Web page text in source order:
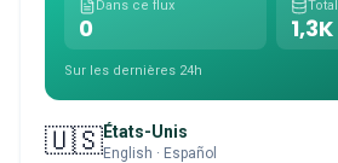
Dans ce flux
0
Total
1,3K
Sur les dernières 24h
🇺🇸États-Unis
English · Español